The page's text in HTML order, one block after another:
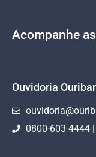
Acompanhe
Ouvidoria
0800-603-4444